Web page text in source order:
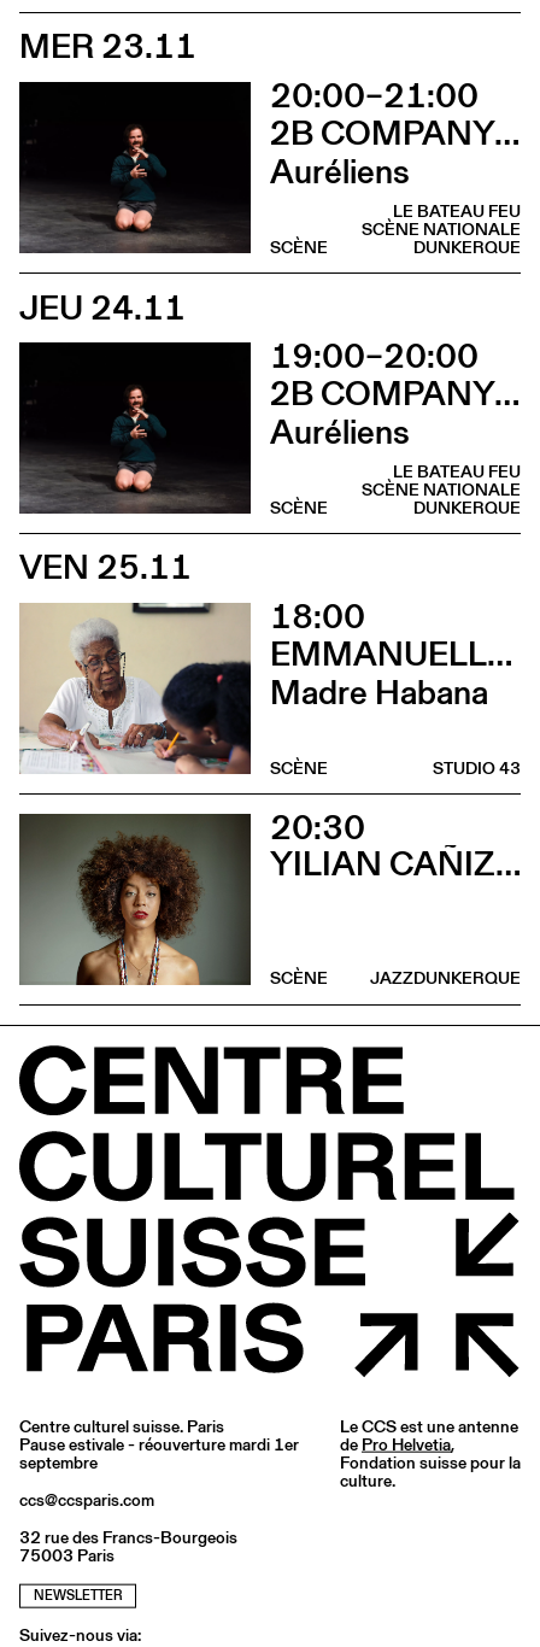
MER 23.11
20:00–21:00
2B COMPANY - FRANÇOIS GREMAUD
Auréliens
LE BATEAU FEU
SCÈNE NATIONALE
DUNKERQUE
SCÈNE
JEU 24.11
19:00–20:00
2B COMPANY - FRANÇOIS GREMAUD
Auréliens
LE BATEAU FEU
SCÈNE NATIONALE
DUNKERQUE
SCÈNE
VEN 25.11
18:00
EMMANUELLE DE RIEDMATTEN
Madre Habana
STUDIO 43
SCÈNE
20:30
YILIAN CAÑIZARES
JAZZDUNKERQUE
SCÈNE
Centre culturel suisse. Paris
Pause estivale - réouverture mardi 1er
septembre
ccs@ccsparis.com
32 rue des Francs-Bourgeois
75003 Paris
NEWSLETTER
Suivez-nous via:
Le CCS est une antenne
de Pro Helvetia,
Fondation suisse pour la
culture.